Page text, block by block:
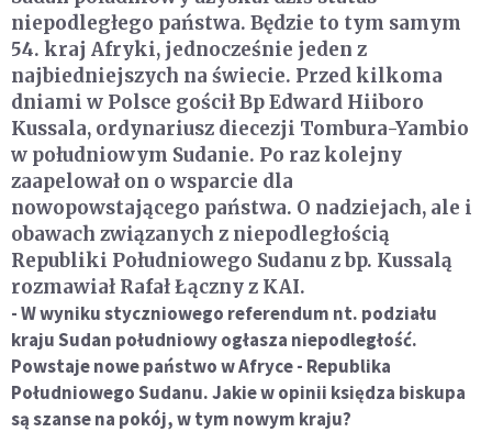
niepodległego państwa. Będzie to tym samym
54. kraj Afryki, jednocześnie jeden z
najbiedniejszych na świecie. Przed kilkoma
dniami w Polsce gościł Bp Edward Hiiboro
Kussala, ordynariusz diecezji Tombura-Yambio
w południowym Sudanie. Po raz kolejny
zaapelował on o wsparcie dla
nowopowstającego państwa. O nadziejach, ale i
obawach związanych z niepodległością
Republiki Południowego Sudanu z bp. Kussalą
rozmawiał Rafał Łączny z KAI.
- W wyniku styczniowego referendum nt. podziału
kraju Sudan południowy ogłasza niepodległość.
Powstaje nowe państwo w Afryce - Republika
Południowego Sudanu. Jakie w opinii księdza biskupa
są szanse na pokój, w tym nowym kraju?